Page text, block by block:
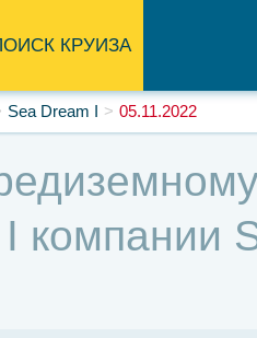
КРУИЗА
Sea Dream I 05.11.2022
компании